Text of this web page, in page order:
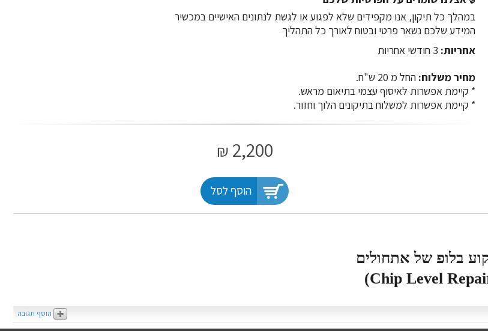
במהלך כל תיקון, אנו מקפידים שלא לפגוע או לגשת לנתונים האישיים במכשיר
המידע שלכם נשאר פרטי ובטוח לאורך כל התהליך
אחריות: 3 חודשי אחריות
מחיר משלוח: החל מ 20 ש"ח.
​​​​​​​* קיימת אפשרות לאיסוף עצמי בתיאום מראש.
* קיימת אפשרות למשלוח בתיקונים הלוך וחזור.
2,200
₪
הוסף לסל
הוסף תגובה